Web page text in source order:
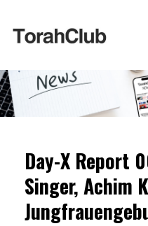
Day-X Report
Singer, Achim